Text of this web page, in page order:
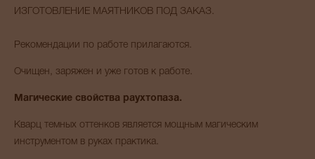
ИЗГОТОВЛЕНИЕ МАЯТНИКОВ ПОД ЗАКАЗ.
Рекомендации по работе прилагаются.
Очищен, заряжен и уже готов к работе.
Магические свойства раухтопаза.
Кварц темных оттенков является мощным магическим
инструментом в руках практика.